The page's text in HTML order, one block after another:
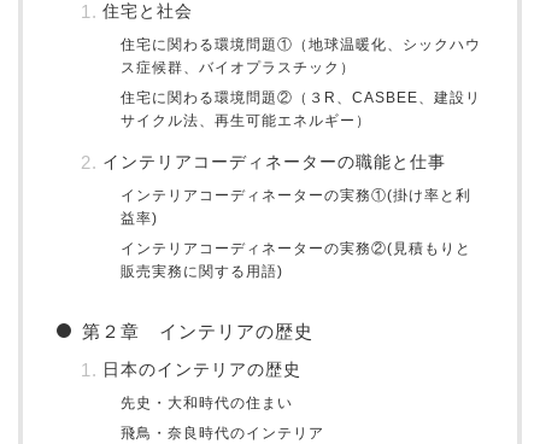
住宅と社会
住宅に関わる環境問題①（地球温暖化、シックハウ
ス症候群、バイオプラスチック）
住宅に関わる環境問題②（３R、CASBEE、建設リ
サイクル法、再生可能エネルギー）
インテリアコーディネーターの職能と仕事
インテリアコーディネーターの実務①(掛け率と利
益率)
インテリアコーディネーターの実務②(見積もりと
販売実務に関する用語)
第２章 インテリアの歴史
日本のインテリアの歴史
先史・大和時代の住まい
飛鳥・奈良時代のインテリア